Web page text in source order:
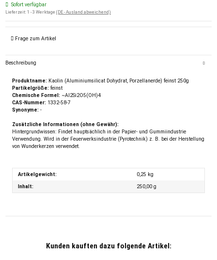
Sofort verfügbar
Lieferzeit: 1 - 3 Werktage (DE - Ausland abweichend)
Frage zum Artikel
Beschreibung
Produktname: Kaolin (Aluminiumsilicat Dohydrat, Porzellanerde) feinst 250g
Partikelgröße: feinst
Chemische Formel: ~Al2Si2O5(OH)4
CAS-Nummer: 1332-58-7
Synonyme: -
Zusätzliche Informationen (ohne Gewähr):
Hintergrundwissen: Findet hauptsächlich in der Papier- und Gummiindustrie
Verwendung. Wird in der Feuerwerksindustrie (Pyrotechnik) z. B. bei der Herstellung
von Wunderkerzen verwendet.
Artikelgewicht: 0,25 kg
Inhalt:
250,00 g
Kunden kauften dazu folgende Artikel: